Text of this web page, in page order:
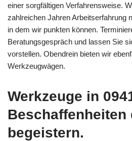
einer sorgfältigen Verfahrensweise.
zahlreichen Jahren Arbeitserfahrung
in dem wir punkten können.
Beratungsgespräch und lassen Sie
vorstellen. Obendrein bieten wir
Werkzeugwägen.
Werkzeuge in
Beschaffenheiten
begeistern.